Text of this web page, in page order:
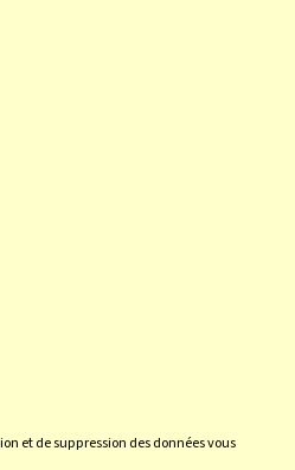
et de suppression des données vous